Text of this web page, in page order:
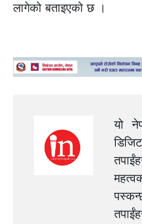
लागेको बताइएको छ ।
यो